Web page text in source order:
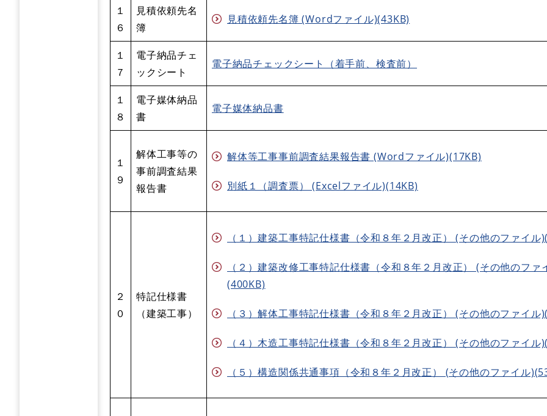
１
６
見積依頼先名
簿
見積依頼先名簿 (Wordファイル)(43KB)
１
７
電子納品チェ
ックシート
電子納品チェックシート（着手前、検査前）
１
８
電子媒体納品
書
電子媒体納品書
１
９
解体工事等の
事前調査結果
報告書
解体等工事事前調査結果報告書 (Wordファイル)(17KB)
別紙１（調査票） (Excelファイル)(14KB)
２
０
特記仕様書
（建築工事）
（１）建築工事特記仕様書（令和８年２月改正） (その他のファイル
（２）建築改修工事特記仕様書（令和８年２月改正） (その他のファ
(400KB)
（３）解体工事特記仕様書（令和８年２月改正） (その他のファイル
（４）木造工事特記仕様書（令和８年２月改正） (その他のファイル
（５）構造関係共通事項（令和８年２月改正） (その他のファイル